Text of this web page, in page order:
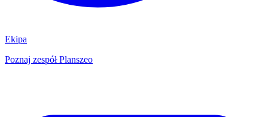
Ekipa
Poznaj zespół Planszeo